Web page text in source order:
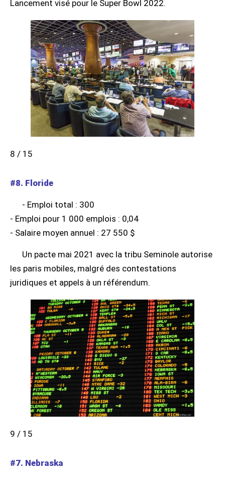
Lancement visé pour le Super Bowl 2022.
8 / 15
#8. Floride
- Emploi total : 300
- Emploi pour 1 000 emplois : 0,04
- Salaire moyen annuel : 27 550 $
Un pacte mai 2021 avec la tribu Seminole autorise
les paris mobiles, malgré des contestations
juridiques et appels à un référendum.
9 / 15
#7. Nebraska